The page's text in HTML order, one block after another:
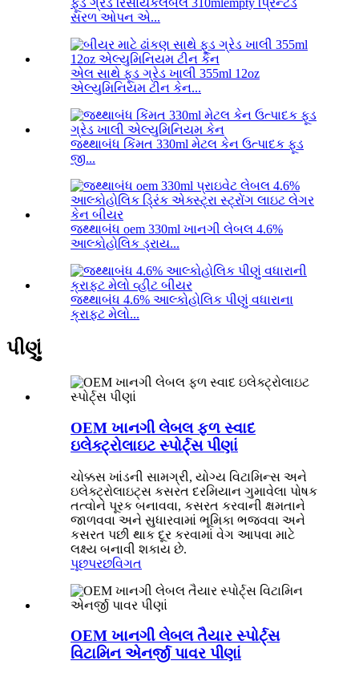
ફૂડ ગ્રેડ રિસાયકલેબલ 310mlempty પ્રિન્ટેડ
સરળ ઓપન એ...
એલ સાથે ફૂડ ગ્રેડ ખાલી 355ml 12oz
એલ્યુમિનિયમ ટીન કેન...
જથ્થાબંધ કિંમત 330ml મેટલ કેન ઉત્પાદક ફૂડ
જી...
જથ્થાબંધ oem 330ml ખાનગી લેબલ 4.6%
આલ્કોહોલિક ડ્રાય...
જથ્થાબંધ 4.6% આલ્કોહોલિક પીણું વધારાના
ક્રાફ્ટ મેલો...
પીણું
OEM ખાનગી લેબલ ફળ સ્વાદ
ઇલેક્ટ્રોલાઇટ સ્પોર્ટ્સ પીણાં
ચોક્કસ ખાંડની સામગ્રી, યોગ્ય વિટામિન્સ અને
ઇલેક્ટ્રોલાઇટ્સ કસરત દરમિયાન ગુમાવેલા પોષક
તત્વોને પૂરક બનાવવા, કસરત કરવાની ક્ષમતાને
જાળવવા અને સુધારવામાં ભૂમિકા ભજવવા અને
કસરત પછી થાક દૂર કરવામાં વેગ આપવા માટે
લક્ષ્ય બનાવી શકાય છે.
પૂછપરછવિગત
OEM ખાનગી લેબલ તૈયાર સ્પોર્ટ્સ
વિટામિન એનર્જી પાવર પીણાં